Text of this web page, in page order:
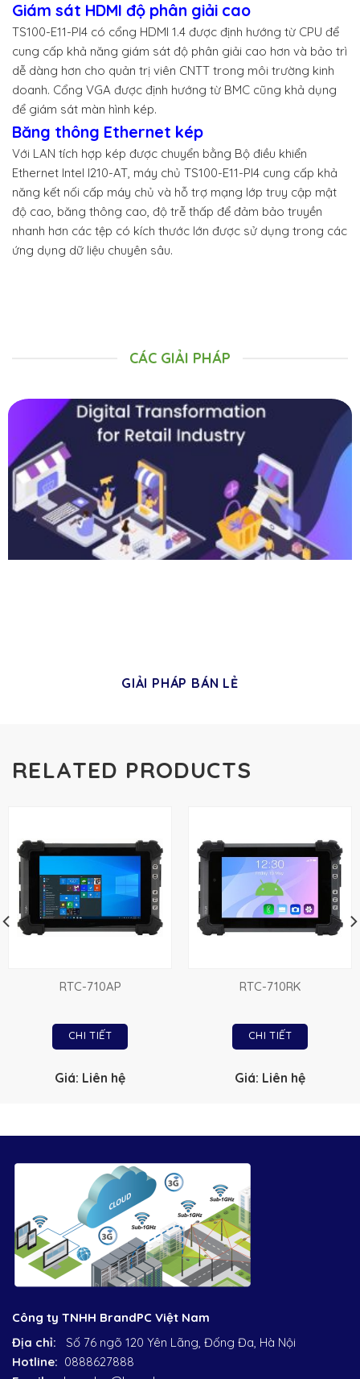
Giám sát HDMI độ phân giải cao
TS100-E11-PI4 có cổng HDMI 1.4 được định hướng từ CPU để
cung cấp khả năng giám sát độ phân giải cao hơn và bảo trì
dễ dàng hơn cho quản trị viên CNTT trong môi trường kinh
doanh. Cổng VGA được định hướng từ BMC cũng khả dụng
để giám sát màn hình kép.
Băng thông Ethernet kép
Với LAN tích hợp kép được chuyển bằng Bộ điều khiển
Ethernet Intel I210-AT, máy chủ TS100-E11-PI4 cung cấp khả
năng kết nối cấp máy chủ và hỗ trợ mạng lớp truy cập mật
độ cao, băng thông cao, độ trễ thấp để đảm bảo truyền
nhanh hơn các tệp có kích thước lớn được sử dụng trong các
ứng dụng dữ liệu chuyên sâu.
CÁC GIẢI PHÁP
GIẢI PHÁP BÁN LẺ
RELATED PRODUCTS
RTC-710AP
CHI TIẾT
Giá: Liên hệ
RTC-710RK
CHI TIẾT
Giá: Liên hệ
Công ty TNHH BrandPC Việt Nam
Địa chỉ: Số 76 ngõ 120 Yên Lãng, Đống Đa, Hà Nội
Hotline: 0888627888